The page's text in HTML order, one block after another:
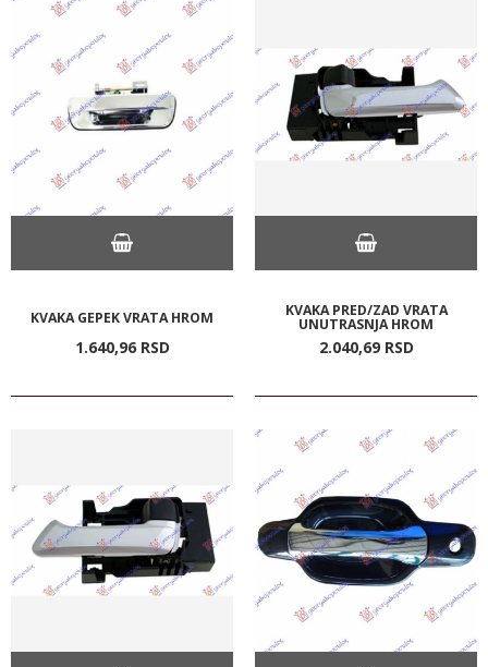
KVAKA GEPEK VRATA HROM
1.640,96 RSD
KVAKA PRED/ZAD VRATA
UNUTRASNJA HROM
2.040,69 RSD